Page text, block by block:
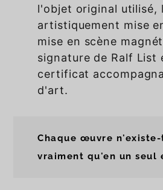
l'objet original utilisé,
artistiquement mise
mise en scène
signature de Ralf List
certificat
d'art.
Chaque œuvre
vraiment qu'en un seul